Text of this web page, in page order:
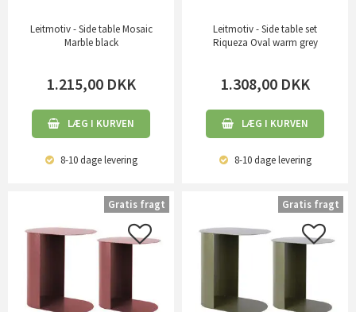
Leitmotiv - Side table Mosaic
Marble black
1.215,00 DKK
LÆG I KURVEN
8-10 dagelevering
Leitmotiv - Side table set
Riqueza Oval warm grey
1.308,00 DKK
LÆG I KURVEN
8-10 dagelevering
Gratis fragt Gratis fragt